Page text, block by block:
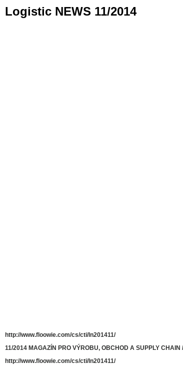
Logistic NEWS 11/2014
http://www.floowie.com/cs/cti/ln201411/
11/2014 MAGAZÍN PRO VÝROBU, OBCHOD A SUPPLY
http://www.floowie.com/cs/cti/ln201411/